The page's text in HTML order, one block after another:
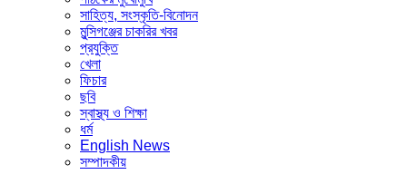
সাহিত্য, সংস্কৃতি-বিনোদন
মুন্সিগঞ্জের চাকরির খবর
প্রযুক্তি
খেলা
ফিচার
ছবি
স্বাস্থ্য ও শিক্ষা
ধর্ম
English News
সম্পাদকীয়